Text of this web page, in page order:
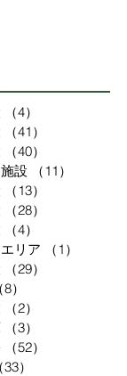
（4）
（41）
（40）
設
（11）
（13）
（28）
（4）
リア
（1）
（29）
（8）
（2）
（3）
（52）
（33）